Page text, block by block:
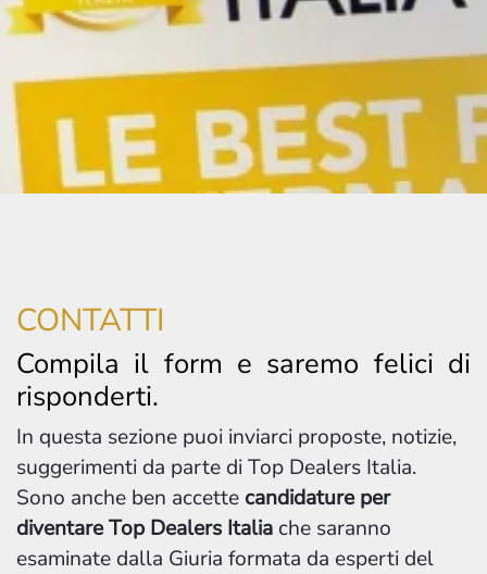
CONTATTI
Compila il form e saremo felici di
risponderti.
In questa sezione puoi inviarci proposte, notizie,
suggerimenti da parte di Top Dealers Italia.
Sono anche ben accette candidature per
diventare Top Dealers Italia che saranno
esaminate dalla Giuria formata da esperti del